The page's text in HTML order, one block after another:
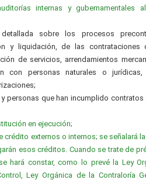
internas y gubernamentales
sobre los procesos
y liquidación, de las contrataciones
de servicios, arrendamientos
con personas naturales o jurídicas,
personas que han incumplido contratos
en ejecución;
crédito externos o internos; se señalará
esos créditos. Cuando se trate de
hará constar, como lo prevé la Ley
Ley Orgánica de la Contraloría